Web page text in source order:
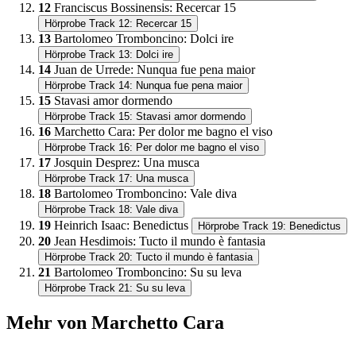
12 Franciscus Bossinensis: Recercar 15
Hörprobe Track 12: Recercar 15
13 Bartolomeo Tromboncino: Dolci ire
Hörprobe Track 13: Dolci ire
14 Juan de Urrede: Nunqua fue pena maior
Hörprobe Track 14: Nunqua fue pena maior
15 Stavasi amor dormendo
Hörprobe Track 15: Stavasi amor dormendo
16 Marchetto Cara: Per dolor me bagno el viso
Hörprobe Track 16: Per dolor me bagno el viso
17 Josquin Desprez: Una musca
Hörprobe Track 17: Una musca
18 Bartolomeo Tromboncino: Vale diva
Hörprobe Track 18: Vale diva
19 Heinrich Isaac: Benedictus Hörprobe Track 19: Benedictus
20 Jean Hesdimois: Tucto il mundo è fantasia
Hörprobe Track 20: Tucto il mundo è fantasia
21 Bartolomeo Tromboncino: Su su leva
Hörprobe Track 21: Su su leva
Mehr von Marchetto Cara